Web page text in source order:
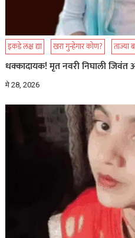
इकडे लक्ष द्या खरा गुन्हेगार कोण? ताज्या
धक्कादायक! मृत नवरी निघाली
मे 28, 2026